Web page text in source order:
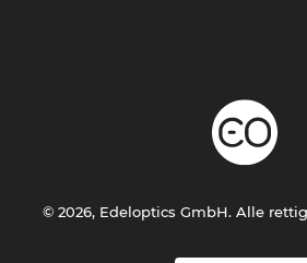
© 2026, Edeloptics GmbH. Alle